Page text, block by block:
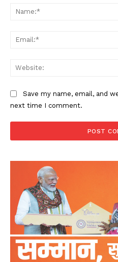
Save my name, email, and
next time I comment.